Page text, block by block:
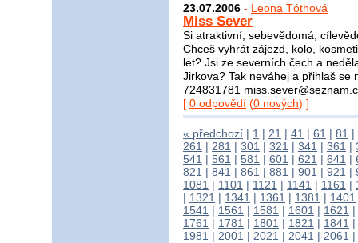
23.07.2006 - Leona Tóthová
Miss Sever
Si atraktivní, sebevědomá,
Chceš vyhrát zájezd, kolo,
let? Jsi ze severních čech a
Jirkova? Tak neváhej a přihlaš
724831781
[ 0 odpovědí (0 nových) ]
« předchozí | 1 | 21 | 41 | 61 | 81 |
261 | 281 | 301 | 321 | 341 | 361 |
541 | 561 | 581 | 601 | 621 | 641 |
821 | 841 | 861 | 881 | 901 | 921 |
1081 | 1101 | 1121 | 1141 | 1161 |
| 1321 | 1341 | 1361 | 1381 | 1401
1541 | 1561 | 1581 | 1601 | 1621 |
1761 | 1781 | 1801 | 1821 | 1841 |
1981 | 2001 | 2021 | 2041 | 2061 |